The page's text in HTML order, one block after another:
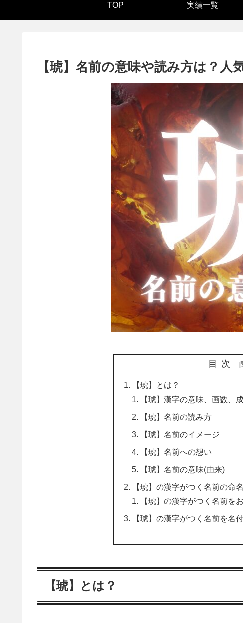
TOP 実績一覧
【琥】名前の意味や読み方は？人
目次
【琥】とは？
【琥】漢字の意味、画数、
【琥】名前の読み方
【琥】名前のイメージ
【琥】名前への想い
【琥】名前の意味(由来)
【琥】の漢字がつく名前の命
【琥】の漢字がつく名前を
【琥】の漢字がつく名前を名
【琥】とは？